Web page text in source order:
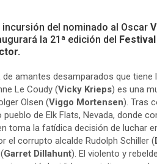
incursión del nominado al Oscar
la 21ª edición del
amantes desamparados que
Le Coudy (Vicky Krieps) es una
Olsen (Viggo Mortensen). Tras
de Elk Flats, Nevada, donde
toma la fatídica decisión de luchar
el corrupto alcalde Rudolph Schiller (
Garret Dillahunt). El violento y